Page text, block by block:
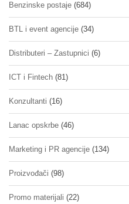
Benzinske postaje (684)
BTL i event agencije (34)
Distributeri – Zastupnici (6)
ICT i Fintech (81)
Konzultanti (16)
Lanac opskrbe (46)
Marketing i PR agencije (134)
Proizvođači (98)
Promo materijali (22)